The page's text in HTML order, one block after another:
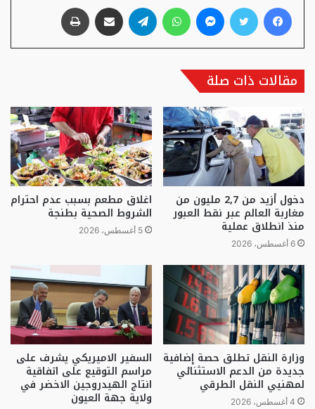
فيسبوك تويتر ماسنجر واتساب تيلقرام مشاركة عبر البريد
مقالات ذات صلة
دخول أزيد من 2,7 مليون من
مغاربة العالم عبر نقط العبور
منذ انطلاق عملية
6 أغسطس، 2026
اغلاق مطعم بسبب عدم احترام
الشروط الصحية بطنجة
5 أغسطس، 2026
وزارة النقل تطلق حصة إضافية
جديدة من الدعم الاستثنائي
لمهنيي النقل الطرقي
4 أغسطس، 2026
السفير الاميريكي يشرف على
مراسم التوقيع على اتفاقية
انتاج الهيدروجين الاخضر في
ولاية جهة العيون